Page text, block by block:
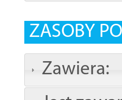
ZASOBY
Zawiera: